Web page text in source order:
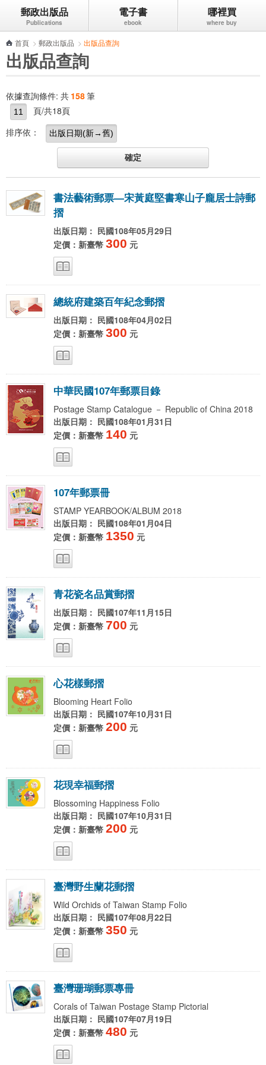
跳到主要內容區塊
郵政出版品 電子書 哪裡買
首頁 > 郵政出版品 > 出版品查詢
出版品查詢
依據查詢條件: 共 158筆
頁/共18頁
排序依：
書法藝術郵票—宋黃庭堅書寒山子龐居士詩郵
摺
出版日期： 民國108年05月29日
定價：新臺幣 300 元
總統府建築百年紀念郵摺
出版日期： 民國108年04月02日
定價：新臺幣 300 元
中華民國107年郵票目錄
Postage Stamp Catalogue － Republic of China 2018
出版日期： 民國108年01月31日
定價：新臺幣 140 元
107年郵票冊
STAMP YEARBOOK/ALBUM 2018
出版日期： 民國108年01月04日
定價：新臺幣 1350 元
青花瓷名品賞郵摺
出版日期： 民國107年11月15日
定價：新臺幣 700 元
心花樣郵摺
Blooming Heart Folio
出版日期： 民國107年10月31日
定價：新臺幣 200 元
花現幸福郵摺
Blossoming Happiness Folio
出版日期： 民國107年10月31日
定價：新臺幣 200 元
臺灣野生蘭花郵摺
Wild Orchids of Taiwan Stamp Folio
出版日期： 民國107年08月22日
定價：新臺幣 350 元
臺灣珊瑚郵票專冊
Corals of Taiwan Postage Stamp Pictorial
出版日期： 民國107年07月19日
定價：新臺幣 480 元